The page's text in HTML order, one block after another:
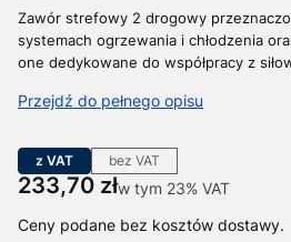
Zawór strefowy 2 drogowy
systemach ogrzewania i chłodzenia
one dedykowane do współpracy z
Przejdź do pełnego opisu
z VAT bez VAT
Cena
233,70 złw tym 23% VAT
w tym 23% VAT
Ceny podane bez kosztów dostawy.